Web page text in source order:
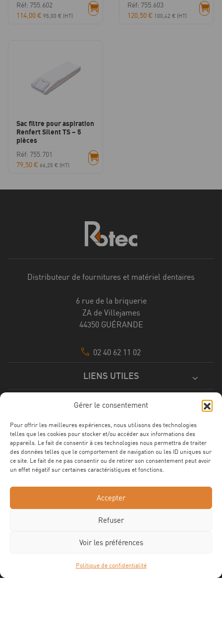
Gérer le consentement
Pour offrir les meilleures expériences, nous utilisons des technologies
telles que les cookies pour stocker et/ou accéder aux informations des
appareils. Le fait de consentir à ces technologies nous permettra de traiter
des données telles que le comportement de navigation ou les ID uniques sur
ce site. Le fait de ne pas consentir ou de retirer son consentement peut avoir
un effet négatif sur certaines caractéristiques et fonctions.
Accepter
Refuser
Voir les préférences
Politique de confidentialité
Réf: 755.602
114,00€ 95,00 € (HT)
Réf: 755.603
120,50€ 100,42 € (HT)
Sac filtre pour aspiration
Renfert Silent TS – 5
pièces
Réf: 755.701
79,50€ 66,25 € (HT)
Distributeur de fournitures et matériel dentaires
6 rue de la briquerie
ZA de Villejames
44350 GUÉRANDE
02 40 62 11 02
LIENS UTILES
RESTEZ INFORMÉS :
NOTRE CATALOGUE
Télécharger
NOS CERTFICATIONS